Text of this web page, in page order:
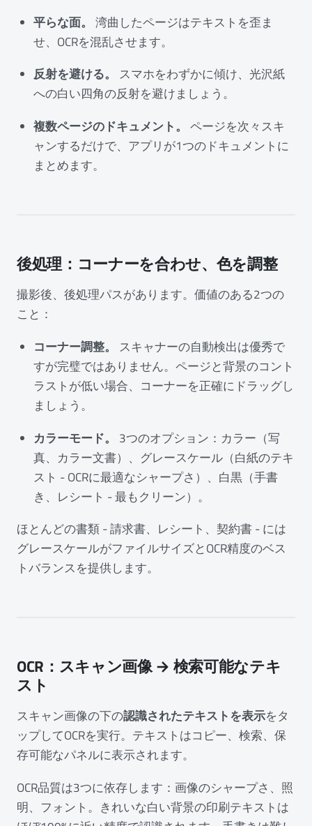
平らな面。 湾曲したページはテキストを歪ま
せ、OCRを混乱させます。
反射を避ける。
スマホをわずかに傾け、光沢紙
への白い四角の反射を避けましょう。
複数ページのドキュメント。 ページを次々スキ
ャンするだけで、アプリが1つのドキュメントに
まとめます。
後処理：コーナーを合わせ、色を調整
撮影後、後処理パスがあります。価値のある2つの
こと：
コーナー調整。
スキャナーの自動検出は優秀で
すが完璧ではありません。ページと背景のコント
ラストが低い場合、コーナーを正確にドラッグし
ましょう。
カラーモード。
3つのオプション：カラー（写
真、カラー文書）、グレースケール（白紙のテキ
スト - OCRに最適なシャープさ）、白黒（手書
き、レシート - 最もクリーン）。
ほとんどの書類 - 請求書、レシート、契約書 - には
グレースケールがファイルサイズとOCR精度のベス
トバランスを提供します。
OCR：スキャン画像 → 検索可能なテキ
スト
スキャン画像の下の認識されたテキストを表示をタ
ップしてOCRを実行。テキストはコピー、検索、保
存可能なパネルに表示されます。
OCR品質は3つに依存します：画像のシャープさ、照
明、フォント。きれいな白い背景の印刷テキストは